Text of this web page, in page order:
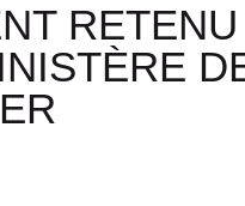
RETENU